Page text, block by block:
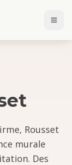
Rousset
murale
Des